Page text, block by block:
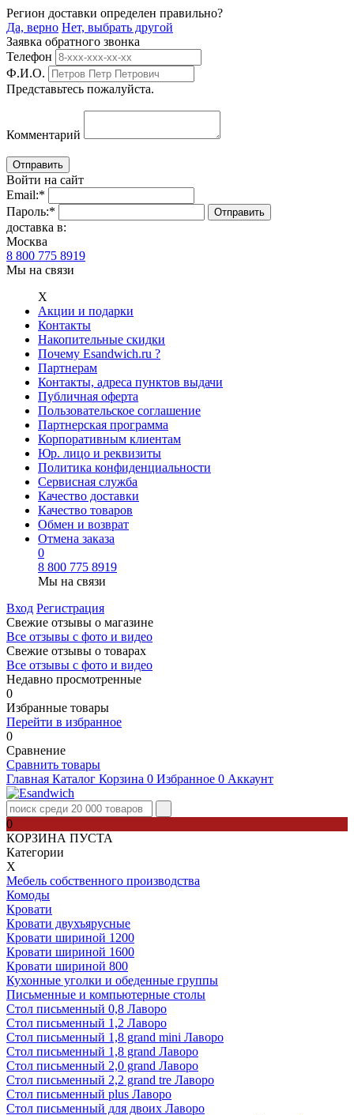
Регион доставки определен правильно?
Да, верно Нет, выбрать другой
Заявка обратного звонка
Телефон
Ф.И.О.
Представьтесь пожалуйста.
Комментарий
Войти на сайт
Email:*
Пароль:*
доставка в:
Москва
8 800 775 8919
Мы на связи
Х
Акции и подарки
Контакты
Накопительные скидки
Почему Esandwich.ru ?
Партнерам
Контакты, адреса пунктов выдачи
Публичная оферта
Пользовательское соглашение
Партнерская программа
Корпоративным клиентам
Юр. лицо и реквизиты
Политика конфиденциальности
Сервисная служба
Качество доставки
Качество товаров
Обмен и возврат
Отмена заказа
0
8 800 775 8919
Мы на связи
Вход Регистрация
Свежие отзывы о магазине
Все отзывы с фото и видео
Свежие отзывы о товарах
Все отзывы c фото и видео
Недавно просмотренные
0
Избранные товары
Перейти в избранное
0
Сравнение
Сравнить товары
Главная Каталог Корзина 0 Избранное 0 Аккаунт
0
КОРЗИНА ПУСТА
Категории
Х
Мебель собственного производства
Комоды
Кровати
Кровати двухъярусные
Кровати шириной 1200
Кровати шириной 1600
Кровати шириной 800
Кухонные уголки и обеденные группы
Письменные и компьютерные столы
Стол письменный 0,8 Лаворо
Стол письменный 1,2 Лаворо
Стол письменный 1,8 grand mini Лаворо
Стол письменный 1,8 grand Лаворо
Стол письменный 2,0 grand Лаворо
Стол письменный 2,2 grand tre Лаворо
Стол письменный plus Лаворо
Стол письменный для двоих Лаворо